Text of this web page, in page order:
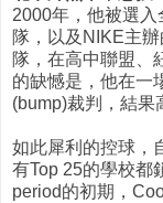
2000年，他被選
隊，以及NIKE主
隊，在高中聯盟、
的缺憾是，他在一
(bump)裁判，結果
如此犀利的控球，
有Top 25的學校都
period的初期，